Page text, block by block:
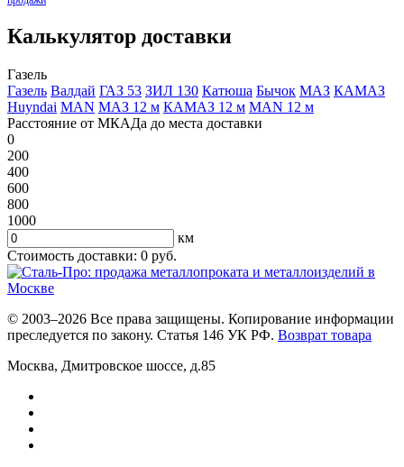
Калькулятор доставки
Газель
Газель Валдай ГАЗ 53 ЗИЛ 130 Катюша Бычок МАЗ КАМАЗ
Huyndai MAN МАЗ 12 м КАМАЗ 12 м MAN 12 м
Расстояние от МКАДа до места доставки
0
200
400
600
800
1000
км
Стоимость доставки: 0 руб.
© 2003–2026 Все права защищены. Копирование информации
преследуется по закону. Статья 146 УК РФ. Возврат товара
Москва, Дмитровское шоссе, д.85